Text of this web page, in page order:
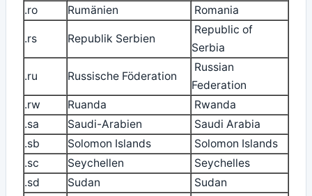
.ro
Rumänien Romania
.rs Republik Serbien
Republic of
Serbia
.ru Russische Föderation
Russian
Federation
.rw
Ruanda
Rwanda
.sa
Saudi-Arabien
Saudi Arabia
.sb
Solomon Islands
Solomon Islands
.sc
Seychellen
Seychelles
.sd
Sudan
Sudan